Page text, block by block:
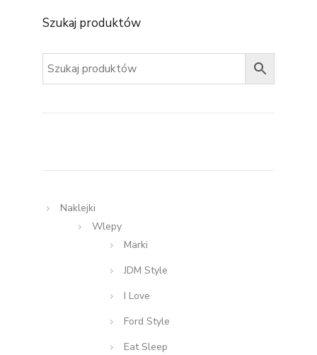
Szukaj produktów
Naklejki
Wlepy
Marki
JDM Style
I Love
Ford Style
Eat Sleep